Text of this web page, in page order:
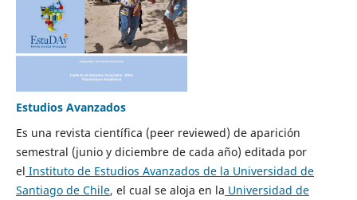
Estudios Avanzados
Es una revista científica (peer reviewed) de aparición
semestral (junio y diciembre de cada año) editada por
el Instituto de Estudios Avanzados de la Universidad de
Santiago de Chile, el cual se aloja en la Universidad de